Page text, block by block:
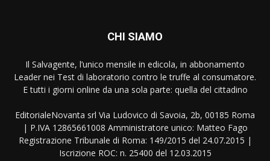
CHI SIAMO
Il Salvagente, l’unico mensile in edicola, in abbonamento
Leader nei Test di laboratorio contro le truffe al consumatore.
E tutti i giorni online da una sola parte: quella del cittadino
EditorialeNovanta srl Via Ludovico di Savoia, 2b, 00185 Roma
| P.IVA 12865661008 Amministratore unico: Matteo Fago
Registrazione Tribunale di Roma: 149/2015 del 24.07.2015 |
Iscrizione ROC: n. 25400 del 12.03.2015